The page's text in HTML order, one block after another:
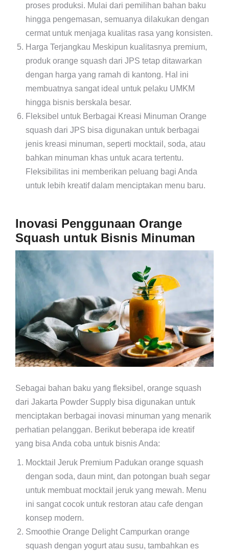
proses produksi. Mulai dari pemilihan bahan baku
hingga pengemasan, semuanya dilakukan dengan
cermat untuk menjaga kualitas rasa yang konsisten.
Harga Terjangkau Meskipun kualitasnya premium,
produk orange squash dari JPS tetap ditawarkan
dengan harga yang ramah di kantong. Hal ini
membuatnya sangat ideal untuk pelaku UMKM
hingga bisnis berskala besar.
Fleksibel untuk Berbagai Kreasi Minuman Orange
squash dari JPS bisa digunakan untuk berbagai
jenis kreasi minuman, seperti mocktail, soda, atau
bahkan minuman khas untuk acara tertentu.
Fleksibilitas ini memberikan peluang bagi Anda
untuk lebih kreatif dalam menciptakan menu baru.
Inovasi Penggunaan Orange
Squash untuk Bisnis Minuman
Sebagai bahan baku yang fleksibel, orange squash
dari Jakarta Powder Supply bisa digunakan untuk
menciptakan berbagai inovasi minuman yang menarik
perhatian pelanggan. Berikut beberapa ide kreatif
yang bisa Anda coba untuk bisnis Anda:
Mocktail Jeruk Premium Padukan orange squash
dengan soda, daun mint, dan potongan buah segar
untuk membuat mocktail jeruk yang mewah. Menu
ini sangat cocok untuk restoran atau cafe dengan
konsep modern.
Smoothie Orange Delight Campurkan orange
squash dengan yogurt atau susu, tambahkan es